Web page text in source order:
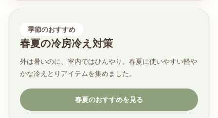
季節のおすすめ
春夏の冷房冷え対策
外は暑いのに、室内ではひんやり。春夏に使いやすい軽や
かな冷えとりアイテムを集めました。
春夏のおすすめを見る